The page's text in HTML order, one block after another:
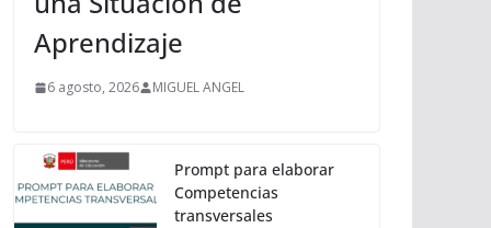
Aprendizaje
6 agosto, 2026 MIGUEL ANGEL
Prompt para elaborar
Competencias
transversales